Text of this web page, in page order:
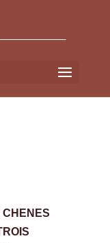
CHENES